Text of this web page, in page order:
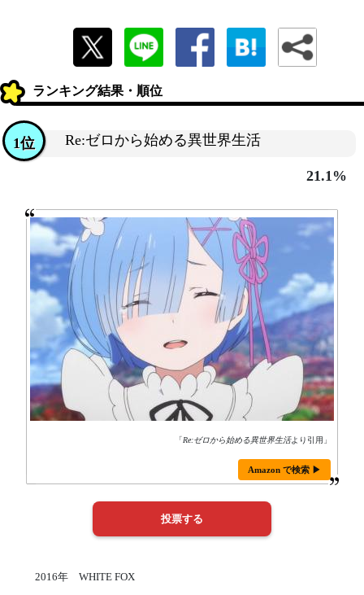
ランキング結果・順位
Re:ゼロから始める異世界生活
1位
21.1%
「Re:ゼロから始める異世界生活より引用」
Amazon で検索 ▶
2016年 WHITE FOX